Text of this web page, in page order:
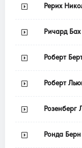
Рерих
Ричард Бах
Роберт
Роберт
Розенберг
Ронда Берн